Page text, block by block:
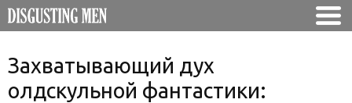
Захватывающий дух
олдскульной фантастики: